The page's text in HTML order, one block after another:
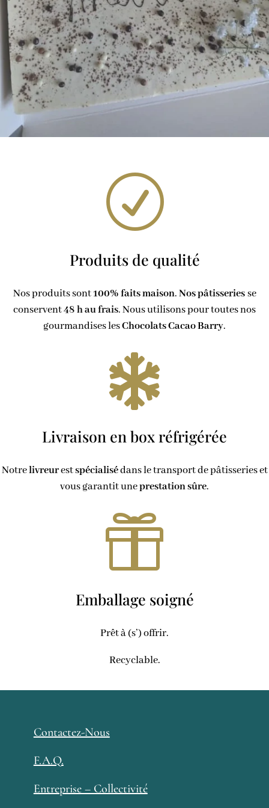
R
Produits de qualité
Nos produits sont100% faits maison.Nos pâtisseriesse
conservent48 h au frais. Nous utilisons pour toutes nos
gourmandises lesChocolats Cacao Barry.

Livraison en box réfrigérée
Notrelivreurestspécialisédans le transport de pâtisseries et
vous garantit uneprestationsûre.

Emballage soigné
Prêt à (s’) offrir.
Recyclable.
Contactez-Nous
F.A.Q.
Entreprise – Collectivité